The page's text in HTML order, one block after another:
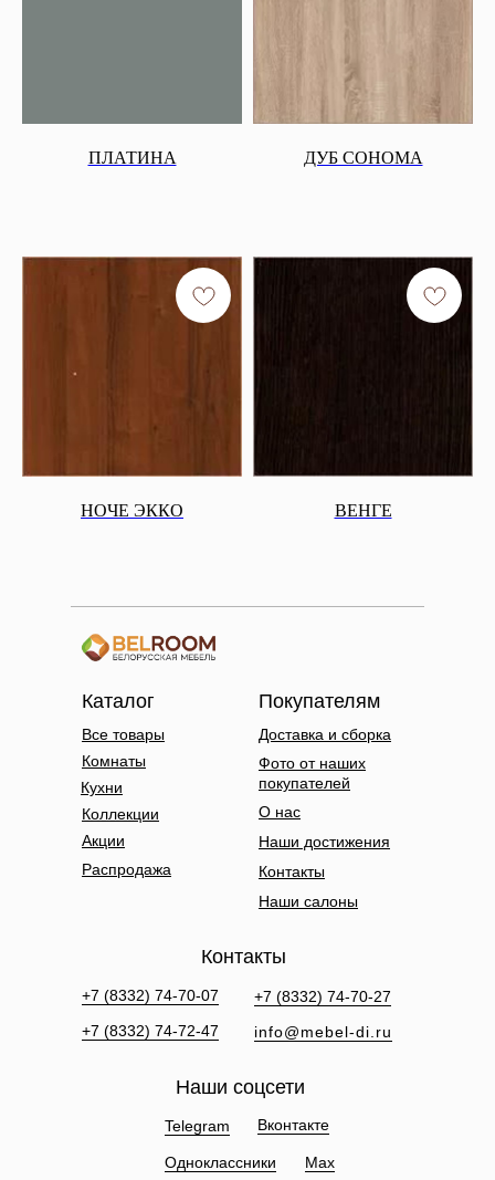
ПЛАТИНА ДУБ СОНОМА
НОЧЕ ЭККО ВЕНГЕ
Все товары
Комнаты
Коллекции
Акции
Распродажа
+7 (8332) 74-70-07
+7 (8332) 74-72-47
+7 (8332) 74-70-27
info@mebel-di.ru
Контакты
Наши соцсети
Telegram
Покупателям
Каталог
Доставка и сборка
Фото от наших
покупателей
О нас
Контакты
Наши салоны
Одноклассники Max
Вконтакте
Наши достижения
Кухни